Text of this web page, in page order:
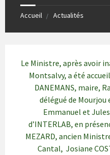
Accueil Actualités
Le Ministre, après avoir
Montsalvy, a été
DANEMANS, maire,
délégué de
Emmanuel et
d’INTERLAB, en
MEZARD, ancien
Cantal, Josiane